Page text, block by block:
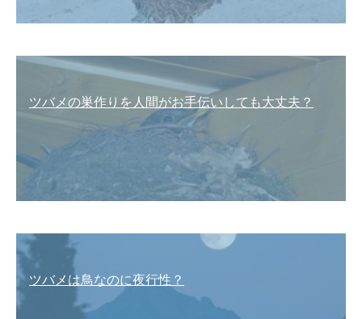
ツバメの巣作りを人間がお手伝いしても大丈夫？
ツバメは鳥なのに夜行性？